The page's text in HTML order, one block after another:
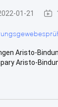
01-21
Aristo-
Aristo-